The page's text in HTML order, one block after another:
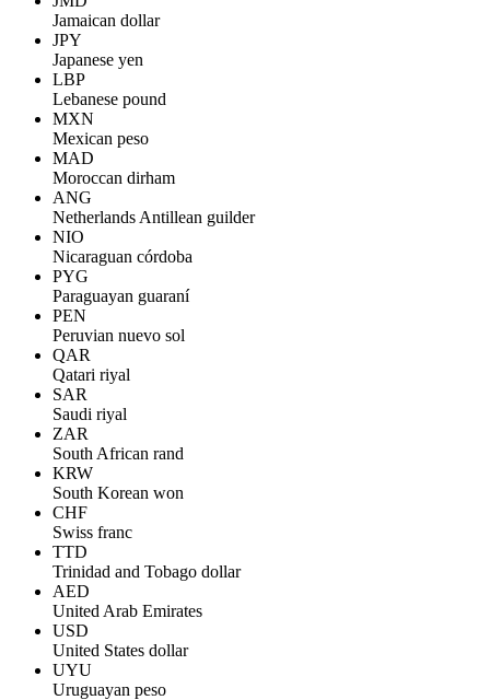
Jamaican dollar
JPY
Japanese yen
LBP
Lebanese pound
MXN
Mexican peso
MAD
Moroccan dirham
ANG
Netherlands Antillean guilder
NIO
Nicaraguan córdoba
PYG
Paraguayan guaraní
PEN
Peruvian nuevo sol
QAR
Qatari riyal
SAR
Saudi riyal
ZAR
South African rand
KRW
South Korean won
CHF
Swiss franc
TTD
Trinidad and Tobago dollar
AED
United Arab Emirates
USD
United States dollar
UYU
Uruguayan peso